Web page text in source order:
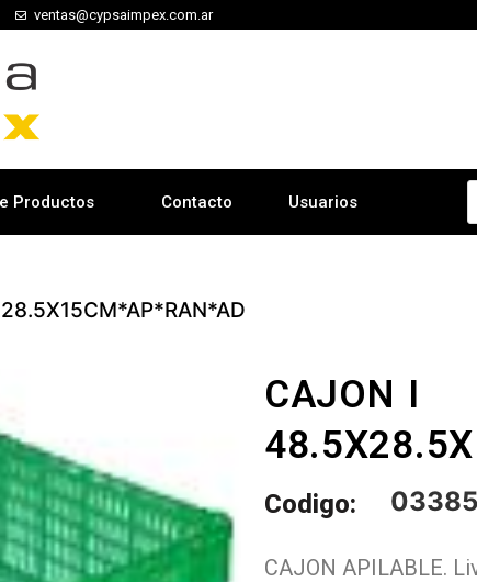
ventas@cypsaimpex.com.ar
Productos Contacto Usuarios
CAJON I
Codigo:
CAJON APILABLE.